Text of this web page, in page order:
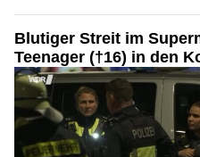
Blutiger Streit im
Teenager (†16) in den